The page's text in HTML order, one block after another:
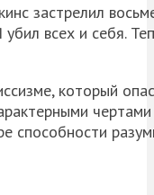
застрелил
всех и себя.
который
способности